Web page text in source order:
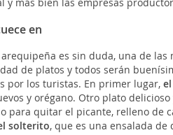
en
arequipeña es sin duda, una de las
de platos y todos serán
por los turistas. En primer lugar,
y orégano. Otro plato
para quitar el picante, relleno de
solterito, que es una ensalada de